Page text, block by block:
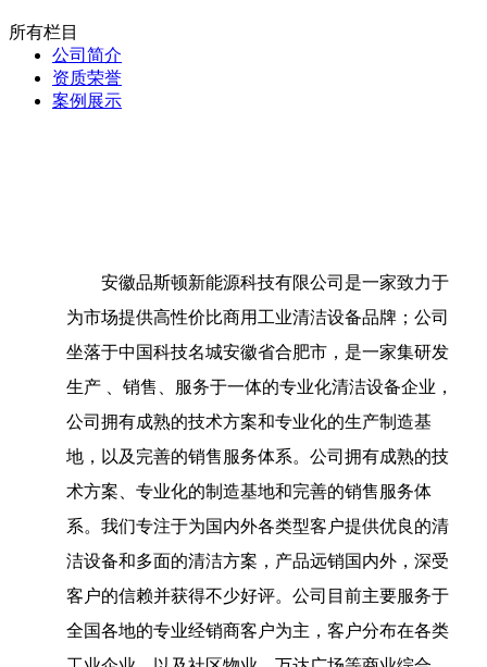
所有栏目
公司简介
资质荣誉
案例展示
安徽品斯顿新能源科技有限公司是一家致力于
为市场提供高性价比商用工业清洁设备品牌；公司
坐落于中国科技名城安徽省合肥市，是一家集研发
生产 、销售、服务于一体的专业化清洁设备企业，
公司拥有成熟的技术方案和专业化的生产制造基
地，以及完善的销售服务体系。公司拥有成熟的技
术方案、专业化的制造基地和完善的销售服务体
系。我们专注于为国内外各类型客户提供优良的清
洁设备和多面的清洁方案，产品远销国内外，深受
客户的信赖并获得不少好评。公司目前主要服务于
全国各地的专业经销商客户为主，客户分布在各类